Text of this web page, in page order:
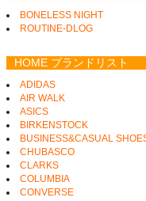
BONELESS NIGHT
ROUTINE-DLOG
HOME ブランドリスト
ADIDAS
AIR WALK
ASICS
BIRKENSTOCK
BUSINESS&CASUAL
CHUBASCO
CLARKS
COLUMBIA
CONVERSE